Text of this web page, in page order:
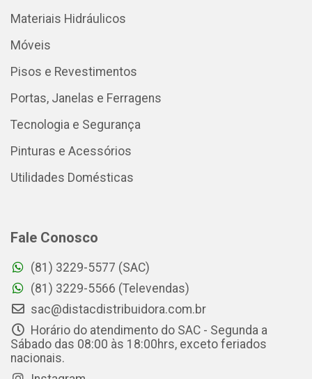
Materiais Hidráulicos
Móveis
Pisos e Revestimentos
Portas, Janelas e Ferragens
Tecnologia e Segurança
Pinturas e Acessórios
Utilidades Domésticas
Fale Conosco
(81) 3229-5577 (SAC)
(81) 3229-5566 (Televendas)
sac@distacdistribuidora.com.br
Horário do atendimento do SAC - Segunda a
Sábado das 08:00 às 18:00hrs, exceto feriados
nacionais.